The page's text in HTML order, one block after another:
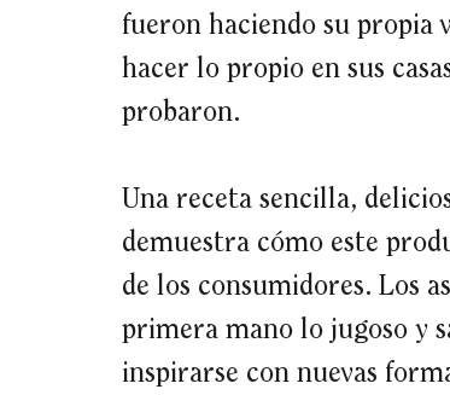
fueron haciendo su propia
hacer lo propio en sus
probaron.
Una receta sencilla,
demuestra cómo este
de los consumidores. Los
primera mano lo jugoso y
inspirarse con nuevas